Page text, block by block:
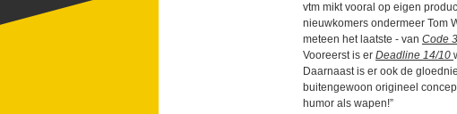
vtm mikt vooral op eigen
nieuwkomers ondermeer Tom
meteen het laatste - van Code
Vooreerst is er Deadline 14/10
Daarnaast is er ook de
buitengewoon origineel
humor als wapen!”